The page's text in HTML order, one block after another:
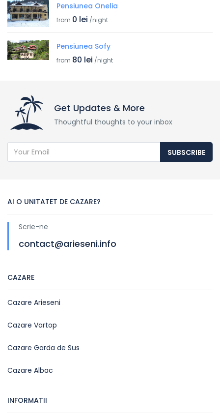
Pensiunea Onelia
from 0 lei /night
Pensiunea Sofy
from 80 lei /night
Get Updates & More
Thoughtful thoughts to your inbox
SUBSCRIBE
AI O UNITATET DE CAZARE?
Scrie-ne
contact@arieseni.info
CAZARE
Cazare Arieseni
Cazare Vartop
Cazare Garda de Sus
Cazare Albac
INFORMATII